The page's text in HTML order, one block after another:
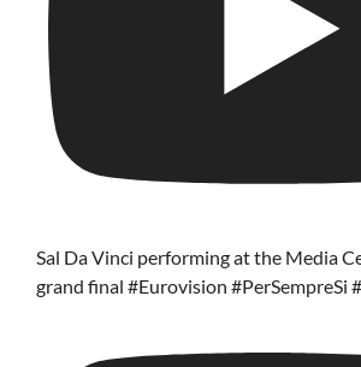
Sal Da Vinci performing at the Media
grand final #Eurovision #PerSempreSi